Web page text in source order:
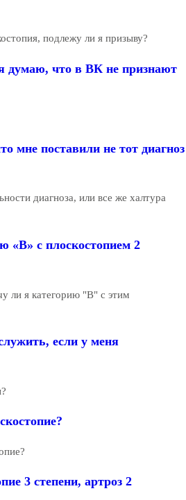
подлежу ли я призыву?
думаю, что в ВК не признают
мне поставили не тот диагноз
диагноза, или все же халтура
«В» с плоскостопием 2
ли я категорию "В" с этим
если у меня
3 степени, артроз 2